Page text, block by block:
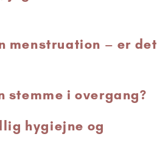
menstruation – er det
stemme i overgang?
hygiejne og